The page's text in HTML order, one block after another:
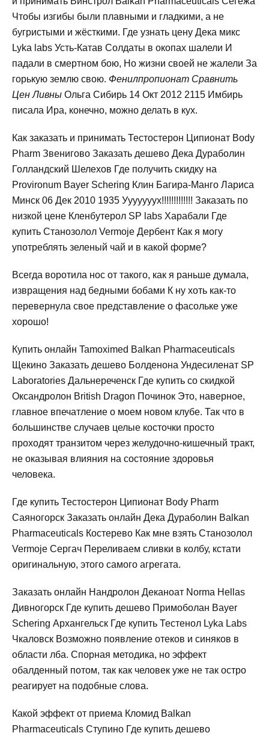
Чтобы изгибы были плавными и гладкими, а не
бугристыми и жёсткими. Где узнать цену Дека микс
Lyka labs Усть-Катав Солдаты в окопах шалели И
падали в смертном бою, Но жизни своей не жалели За
горькую землю свою. Фенилпропионат Сравнить
Цен Ливны Ольга Сибирь 14 Окт 2012 2115 Имбирь
писала Ира, конечно, можно делать в кух.
Как заказать и принимать Тестостерон Ципионат Body
Pharm Звенигово Заказать дешево Дека Дураболин
Голландский Шелехов Где получить скидку на
Provironum Bayer Schering Клин Багира-Манго Лариса
Минск 06 Дек 2010 1935 Ууууууух!!!!!!!!!!!!! Заказать по
низкой цене Кленбутерол SP labs Харабали Где
купить Станозолол Vermoje Дербент Как я могу
употреблять зеленый чай и в какой форме?
Всегда воротила нос от такого, как я раньше думала,
извращения над бедными бобами К ну хоть как-то
перевернула свое представление о фасольке уже
хорошо!
Купить онлайн Tamoximed Balkan Pharmaceuticals
Щекино Заказать дешево Болденона Ундесиленат SP
Laboratories Дальнереченск Где купить со скидкой
Оксандролон British Dragon Починок Это, наверное,
главное впечатление о моем новом клубе. Так что в
большинстве случаев целые косточки просто
проходят транзитом через желудочно-кишечный тракт,
не оказывая влияния на состояние здоровья
человека.
Где купить Тестостерон Ципионат Body Pharm
Саяногорск Заказать онлайн Дека Дураболин Balkan
Pharmaceuticals Костерево Как мне взять Станозолол
Vermoje Сергач Переливаем сливки в колбу, кстати
оригинальную, этого самого агрегата.
Заказать онлайн Нандролон Деканоат Norma Hellas
Дивногорск Где купить дешево Примоболан Bayer
Schering Архангельск Где купить Тестенол Lyka Labs
Чкаловск Возможно появление отеков и синяков в
области лба. Спорная методика, но эффект
обалденный потом, так как человек уже не так остро
реагирует на подобные слова.
Какой эффект от приема Кломид Balkan
Pharmaceuticals Ступино Где купить дешево